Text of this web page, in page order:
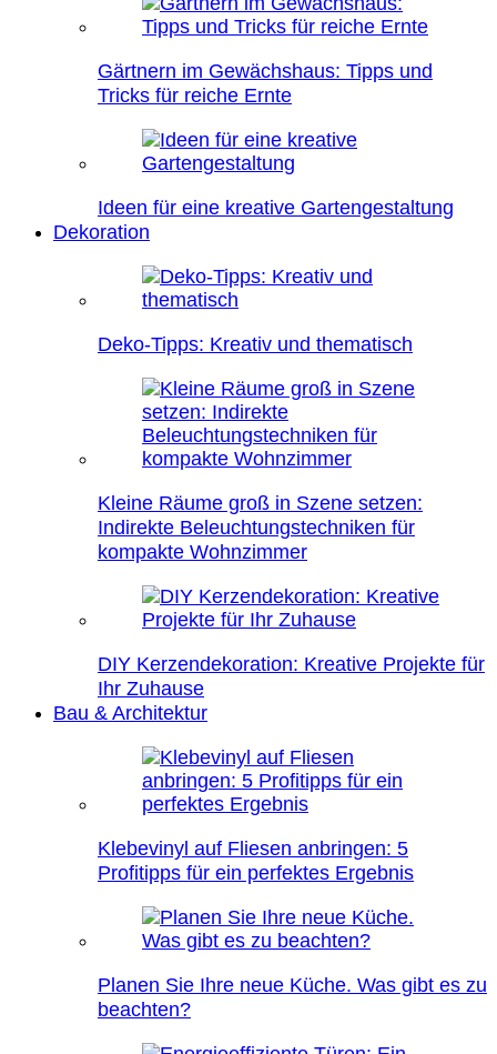
Gärtnern im Gewächshaus: Tipps und
Tricks für reiche Ernte
Ideen für eine kreative Gartengestaltung
Dekoration
Deko-Tipps: Kreativ und thematisch
Kleine Räume groß in Szene setzen:
Indirekte Beleuchtungstechniken für
kompakte Wohnzimmer
DIY Kerzendekoration: Kreative Projekte für
Ihr Zuhause
Bau & Architektur
Klebevinyl auf Fliesen anbringen: 5
Profitipps für ein perfektes Ergebnis
Planen Sie Ihre neue Küche. Was gibt es zu
beachten?